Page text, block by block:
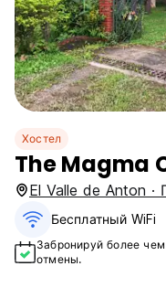
Хостел
The Magma
El Valle de Anton
Бесплатный WiFi
Забронируй более
отмены.